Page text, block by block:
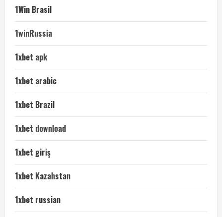
1Win Brasil
1winRussia
1xbet apk
1xbet arabic
1xbet Brazil
1xbet download
1xbet giriş
1xbet Kazahstan
1xbet russian